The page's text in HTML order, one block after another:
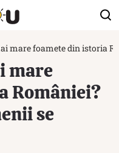
mare foamete din istoria
mare
României?
se